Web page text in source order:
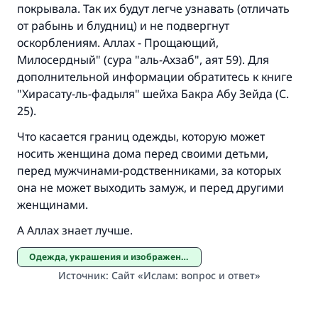
покрывала. Так их будут легче узнавать (отличать
от рабынь и блудниц) и не подвергнут
оскорблениям. Аллах - Прощающий,
Милосердный" (сура "аль-Ахзаб", аят 59). Для
дополнительной информации обратитесь к книге
"Хирасату-ль-фадыля" шейха Бакра Абу Зейда (С.
25).
Что касается границ одежды, которую может
носить женщина дома перед своими детьми,
перед мужчинами-родственниками, за которых
она не может выходить замуж, и перед другими
женщинами.
А Аллах знает лучше.
Одежда, украшения и изображения
Источник: Сайт «Ислам: вопрос и ответ»
Участвуйте сейчас!